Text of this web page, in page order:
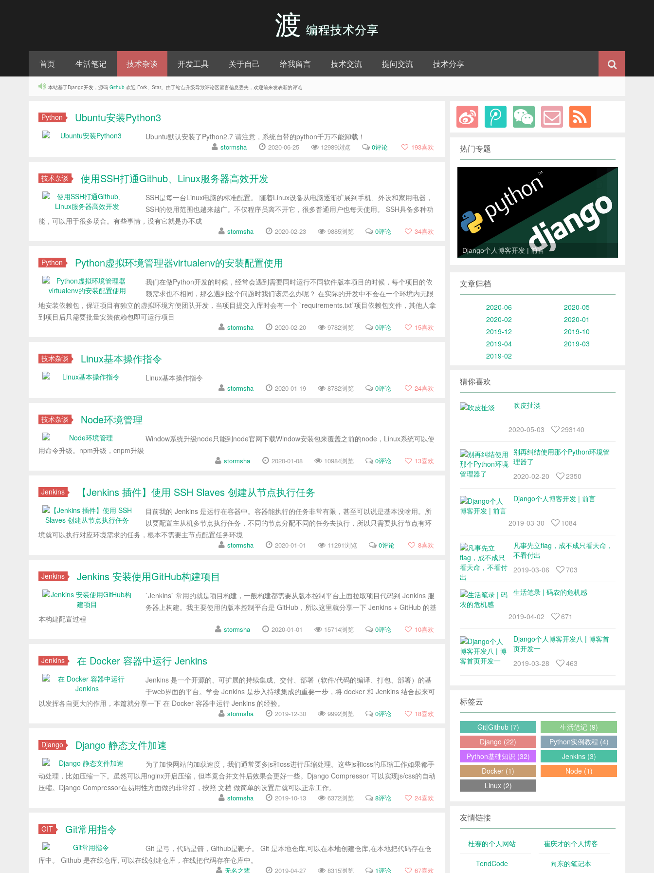
渡 编程技术分享
首页 生活笔记 技术杂谈 开发工具 关于自己 给我留言 技术交流 提问交流 技术分享
本站基于Django开发，源码 Github 欢迎 Fork、Star。由于站点升级导致评论区留言信息丢失，欢迎前来发表新的评论
Python Ubuntu安装Python3
Ubuntu默认安装了Python2.7 请注意，系统自带的python千万不能卸载！
stormsha 2020-06-25 12989浏览 0评论 193喜欢
技术杂谈 使用SSH打通Github、Linux服务器高效开发
SSH是每一台Linux电脑的标准配置。 随着Linux设备从电脑逐渐扩展到手机、外设和家用电器，
SSH的使用范围也越来越广。不仅程序员离不开它，很多普通用户也每天使用。 SSH具备多种功
能，可以用于很多场合。有些事情，没有它就是办不成
stormsha 2020-02-23 9885浏览 0评论 34喜欢
Python Python虚拟环境管理器virtualenv的安装配置使用
我们在做Python开发的时候，经常会遇到需要同时运行不同软件版本项目的时候，每个项目的依
赖需求也不相同，那么遇到这个问题时我们该怎么办呢？ 在实际的开发中不会在一个环境内无限
地安装依赖包，保证项目有独立的虚拟环境方便团队开发，当项目提交入库时会有一个 `requirements.txt`项目依赖包文件，其他人拿
到项目后只需要批量安装依赖包即可运行项目
stormsha 2020-02-20 9782浏览 0评论 15喜欢
技术杂谈 Linux基本操作指令
Linux基本操作指令
stormsha 2020-01-19 8782浏览 0评论 24喜欢
技术杂谈 Node环境管理
Window系统升级node只能到node官网下载Window安装包来覆盖之前的node，Linux系统可以使
用命令升级。npm升级，cnpm升级
stormsha 2020-01-08 10984浏览 0评论 13喜欢
Jenkins 【Jenkins 插件】使用 SSH Slaves 创建从节点执行任务
目前我的 Jenkins 是运行在容器中。容器能执行的任务非常有限，甚至可以说是基本没啥用。所
以要配置主从机多节点执行任务，不同的节点分配不同的任务去执行，所以只需要执行节点有环
境就可以执行对应环境需求的任务，根本不需要主节点配置任务环境
stormsha 2020-01-01 11291浏览 0评论 8喜欢
Jenkins Jenkins 安装使用GitHub构建项目
`Jenkins` 常用的就是项目构建，一般构建都需要从版本控制平台上面拉取项目代码到 Jenkins 服
务器上构建。我主要使用的版本控制平台是 GitHub，所以这里就分享一下 Jenkins + GitHub 的基
本构建配置过程
stormsha 2020-01-01 15714浏览 0评论 10喜欢
Jenkins 在 Docker 容器中运行 Jenkins
Jenkins 是一个开源的、可扩展的持续集成、交付、部署（软件/代码的编译、打包、部署）的基
于web界面的平台。学会 Jenkins 是步入持续集成的重要一步，将 docker 和 Jenkins 结合起来可
以发挥各自更大的作用，本篇就分享一下 在 Docker 容器中运行 Jenkins 的经验。
stormsha 2019-12-30 9992浏览 0评论 18喜欢
Django Django 静态文件加速
为了加快网站的加载速度，我们通常要多js和css进行压缩处理。这些js和css的压缩工作如果都手
动处理，比如压缩一下。虽然可以用nginx开启压缩，但毕竟合并文件后效果会更好一些。Django Compressor 可以实现js/css的自动
压缩。Django Compressor在易用性方面做的非常好，按照 文档 做简单的设置后就可以正常工作。
stormsha 2019-10-13 6372浏览 8评论 24喜欢
GIT Git常用指令
Git 是弓，代码是箭，Github是靶子。 Git 是本地仓库,可以在本地创建仓库,在本地把代码存在仓
库中。 Github 是在线仓库, 可以在线创建仓库，在线把代码存在仓库中。
无名之辈_ 2019-04-27 8315浏览 1评论 67喜欢
热门专题
Django个人博客开发 | 前言
文章归档
2020-06
2020-05
2020-02
2020-01
2019-12
2019-10
2019-04
2019-03
2019-02
猜你喜欢
吹皮扯淡
2020-05-03 293140
别再纠结使用那个Python环境管
理器了
2020-02-20
2350
Django个人博客开发 | 前言
2019-03-30 1084
凡事先立flag，成不成只看天命，
不看付出
2019-03-06
703
生活笔录 | 码农的危机感
2019-04-02 671
Django个人博客开发八 | 博客首
页开发一
2019-03-28
463
标签云
Git|Github (7)
生活笔记 (9)
Django (22)
Python实例教程 (4)
Python基础知识 (32)
Jenkins (3)
Docker (1)
Node (1)
Linux (2)
友情链接
杜赛的个人网站 崔庆才的个人博客
TendCode 向东的笔记本